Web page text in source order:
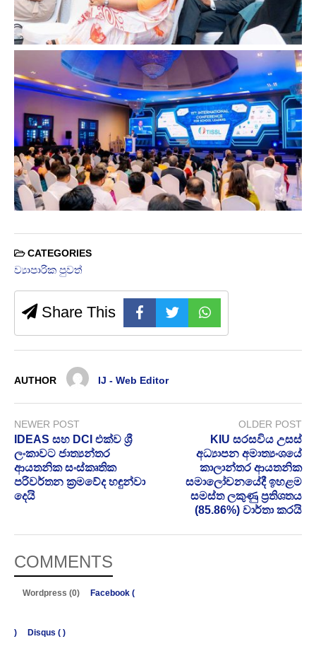
CATEGORIES
ව්‍යාපාරික පුවත්
Share This
AUTHOR IJ - Web Editor
NEWER POST
IDEAS සහ DCI එක්ව ශ්‍රී
ලංකාවට ජාත්‍යන්තර
ආයතනික සංස්කෘතික
පරිවර්තන ක්‍රමවේද හඳුන්වා
දෙයි
OLDER POST
KIU සරසවිය උසස්
අධ්‍යාපන අමාත්‍යංශයේ
කාලාන්තර ආයතනික
සමාලෝචනයේදී ඉහළම
සමස්ත ලකුණු ප්‍රතිශතය
(85.86%) වාර්තා කරයි
COMMENTS
Wordpress (0) Facebook (
) Disqus ( )